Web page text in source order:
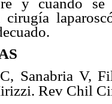
y cuando
cirugía
Sanabria V,
Rev Chil